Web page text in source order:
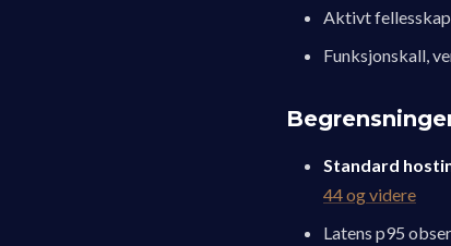
Aktivt
Funksjonskall,
Standard
44 og videre
Latens p95